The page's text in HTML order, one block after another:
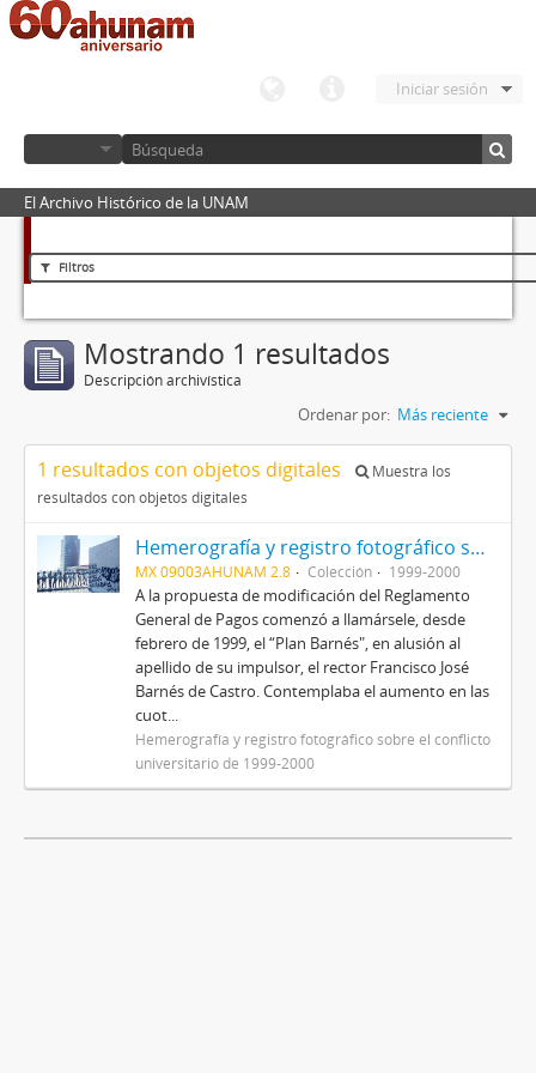
Iniciar sesión
El Archivo Histórico de la UNAM
Filtros
Mostrando 1 resultados
Descripción archivística
Ordenar por: Más reciente
1 resultados con objetos digitales
Muestra los
resultados con objetos digitales
Hemerografía y registro fotográfico sobre el conflicto universitario de 1999-2000
MX 09003AHUNAM 2.8 Colección 1999-2000
A la propuesta de modificación del Reglamento
General de Pagos comenzó a llamársele, desde
febrero de 1999, el “Plan Barnés", en alusión al
apellido de su impulsor, el rector Francisco José
Barnés de Castro. Contemplaba el aumento en las
cuot...
Hemerografía y registro fotográfico sobre el conflicto
universitario de 1999-2000